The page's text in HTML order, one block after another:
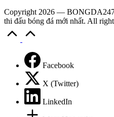
Copyright 2026 — BONGDA247
thi đấu bóng đá mới nhất. All
Facebook
X (Twitter)
LinkedIn